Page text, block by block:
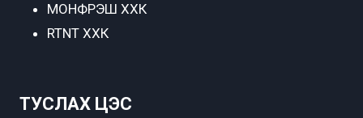
МОНФРЭШ ХХК
RTNT ХХК
ТУСЛАХ ЦЭС